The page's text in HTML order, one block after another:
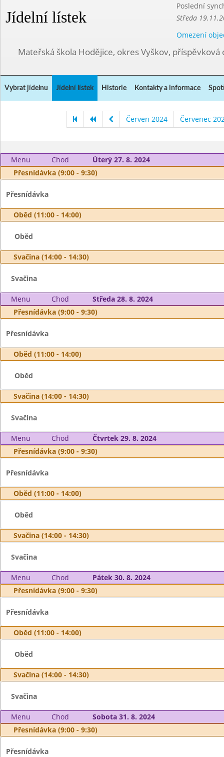
Jídelní lístek
Poslední
Středa
Omezení
Mateřská škola Hodějice, okres Vyškov, příspěvková
Vybrat jídelnu Jídelní lístek Historie Kontakty a informace
Červen 2024 Červenec
Menu Chod
Úterý 27. 8. 2024
Přesnídávka (9:00 - 9:30)
Přesnídávka
Oběd (11:00 - 14:00)
Oběd
Svačina (14:00 - 14:30)
Svačina
Menu Chod
Středa 28. 8. 2024
Přesnídávka (9:00 - 9:30)
Přesnídávka
Oběd (11:00 - 14:00)
Oběd
Svačina (14:00 - 14:30)
Svačina
Menu Chod
Čtvrtek 29. 8. 2024
Přesnídávka (9:00 - 9:30)
Přesnídávka
Oběd (11:00 - 14:00)
Oběd
Svačina (14:00 - 14:30)
Svačina
Menu Chod
Pátek 30. 8. 2024
Přesnídávka (9:00 - 9:30)
Přesnídávka
Oběd (11:00 - 14:00)
Oběd
Svačina (14:00 - 14:30)
Svačina
Menu Chod
Sobota 31. 8. 2024
Přesnídávka (9:00 - 9:30)
Přesnídávka